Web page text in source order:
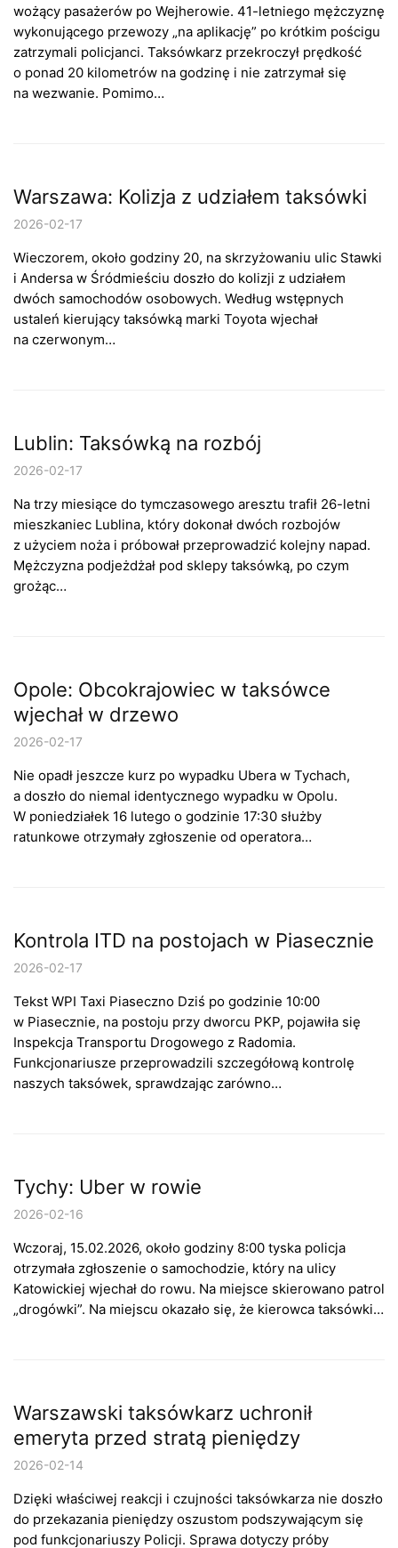
wożący pasażerów po Wejherowie. 41-letniego mężczyznę
wykonującego przewozy „na aplikację” po krótkim pościgu
zatrzymali policjanci. Taksówkarz przekroczył prędkość
o ponad 20 kilometrów na godzinę i nie zatrzymał się
na wezwanie. Pomimo…
Warszawa: Kolizja z udziałem taksówki
2026-02-17
Wieczorem, około godziny 20, na skrzyżowaniu ulic Stawki
i Andersa w Śródmieściu doszło do kolizji z udziałem
dwóch samochodów osobowych. Według wstępnych
ustaleń kierujący taksówką marki Toyota wjechał
na czerwonym…
Lublin: Taksówką na rozbój
2026-02-17
Na trzy miesiące do tymczasowego aresztu trafił 26-letni
mieszkaniec Lublina, który dokonał dwóch rozbojów
z użyciem noża i próbował przeprowadzić kolejny napad.
Mężczyzna podjeżdżał pod sklepy taksówką, po czym
grożąc…
Opole: Obcokrajowiec w taksówce
wjechał w drzewo
2026-02-17
Nie opadł jeszcze kurz po wypadku Ubera w Tychach,
a doszło do niemal identycznego wypadku w Opolu.
W poniedziałek 16 lutego o godzinie 17:30 służby
ratunkowe otrzymały zgłoszenie od operatora…
Kontrola ITD na postojach w Piasecznie
2026-02-17
Tekst WPI Taxi Piaseczno Dziś po godzinie 10:00
w Piasecznie, na postoju przy dworcu PKP, pojawiła się
Inspekcja Transportu Drogowego z Radomia.
Funkcjonariusze przeprowadzili szczegółową kontrolę
naszych taksówek, sprawdzając zarówno…
Tychy: Uber w rowie
2026-02-16
Wczoraj, 15.02.2026, około godziny 8:00 tyska policja
otrzymała zgłoszenie o samochodzie, który na ulicy
Katowickiej wjechał do rowu. Na miejsce skierowano patrol
„drogówki”. Na miejscu okazało się, że kierowca taksówki…
Warszawski taksówkarz uchronił
emeryta przed stratą pieniędzy
2026-02-14
Dzięki właściwej reakcji i czujności taksówkarza nie doszło
do przekazania pieniędzy oszustom podszywającym się
pod funkcjonariuszy Policji. Sprawa dotyczy próby